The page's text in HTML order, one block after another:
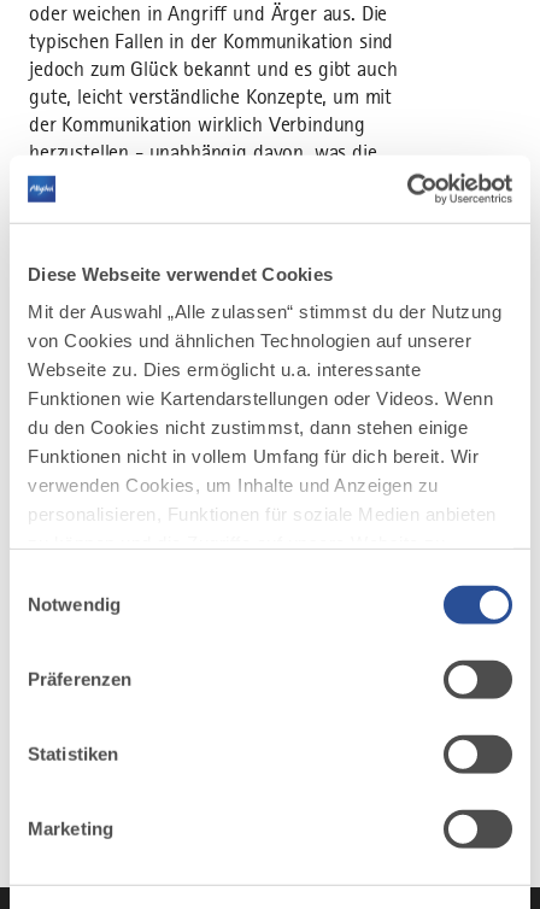
Diese Webseite verwendet Cookies
Mit der Auswahl „Alle zulassen“ stimmst du der Nutzung
von Cookies und ähnlichen Technologien auf unserer
Webseite zu. Dies ermöglicht u.a. interessante
Funktionen wie Kartendarstellungen oder Videos. Wenn
du den Cookies nicht zustimmst, dann stehen einige
Funktionen nicht in vollem Umfang für dich bereit. Wir
verwenden Cookies, um Inhalte und Anzeigen zu
personalisieren, Funktionen für soziale Medien anbieten
deiner Verwendung unserer Website an unsere Partner
möglicherweise mit weiteren Daten zusammen, die du
Nutzung der Dienste gesammelt haben.
Notwendig
Präferenzen
Statistiken
Marketing
oder weichen in Angriff und Ärger aus. Die
typischen Fallen in der Kommunikation sind
jedoch zum Glück bekannt und es gibt auch
gute, leicht verständliche Konzepte, um mit
der Kommunikation wirklich Verbindung
herzustellen - unabhängig davon, was die
andere Person für Kommunikationsmuster
hat! Durch das Zusammenwirken von Haltung
Marshall Rosenberg - kann eine neue Qualität
AUF DER ALLGÄU KARTE